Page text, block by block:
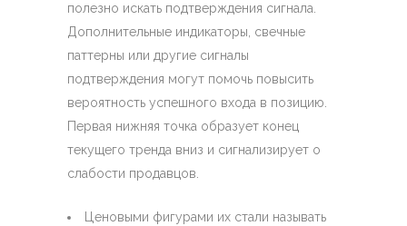
полезно искать подтверждения сигнала.
Дополнительные индикаторы, свечные
паттерны или другие сигналы
подтверждения могут помочь повысить
вероятность успешного входа в позицию.
Первая нижняя точка образует конец
текущего тренда вниз и сигнализирует о
слабости продавцов.
Ценовыми фигурами их стали называть